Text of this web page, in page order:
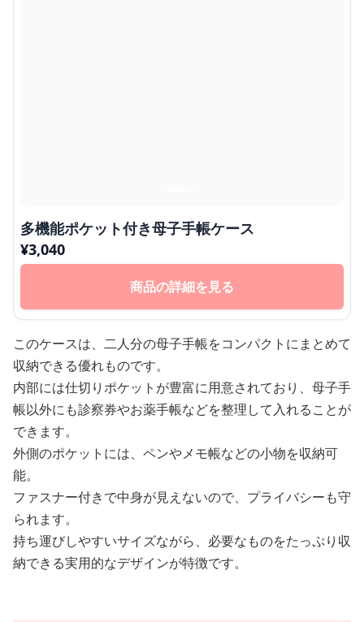
多機能ポケット付き母子手帳ケース
¥3,040
商品の詳細を見る
このケースは、二人分の母子手帳をコンパクトにまとめて
収納できる優れものです。
内部には仕切りポケットが豊富に用意されており、母子手
帳以外にも診察券やお薬手帳などを整理して入れることが
できます。
外側のポケットには、ペンやメモ帳などの小物を収納可
能。
ファスナー付きで中身が見えないので、プライバシーも守
られます。
持ち運びしやすいサイズながら、必要なものをたっぷり収
納できる実用的なデザインが特徴です。